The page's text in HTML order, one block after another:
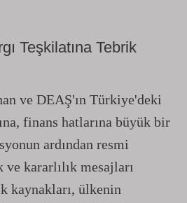
Teşkilatına Tebrik
ve DEAŞ'ın Türkiye'deki
finans hatlarına büyük bir
ardından resmi
kararlılık mesajları
kaynakları, ülkenin